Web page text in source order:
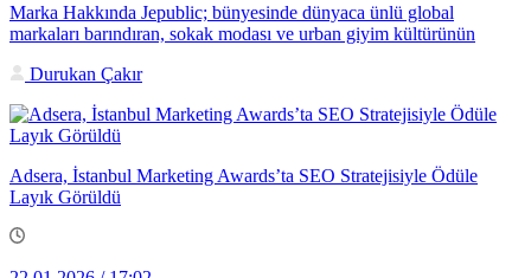
Marka Hakkında Jepublic; bünyesinde dünyaca ünlü global
markaları barındıran, sokak modası ve urban giyim kültürünün
Durukan Çakır
Adsera, İstanbul Marketing Awards’ta SEO Stratejisiyle Ödüle
Layık Görüldü